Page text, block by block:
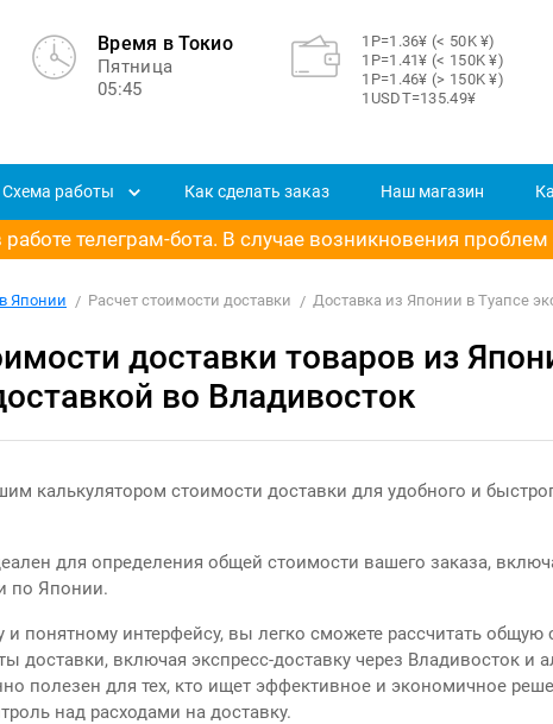
Время в Токио
Пятница
05:45
1Р=1.36¥ (< 50K ¥)
1Р=1.41¥ (< 150K ¥)
1Р=1.46¥ (> 150K ¥)
1USDT=135.49¥
Схема работы Как сделать заказ Наш магазин
телеграм-бота. В случае возникновения проблем
Японии Расчет стоимости доставки Доставка из Японии в Туапсе
доставки товаров из
во Владивосток
калькулятором стоимости доставки для удобного и
для определения общей стоимости вашего заказа,
по Японии.
и понятному интерфейсу, вы легко сможете рассчитать
доставки, включая экспресс-доставку через Владивосток и
полезен для тех, кто ищет эффективное и экономичное
над расходами на доставку.